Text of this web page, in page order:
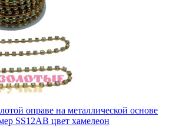
оправе на металлической основе
SS12AB цвет хамелеон